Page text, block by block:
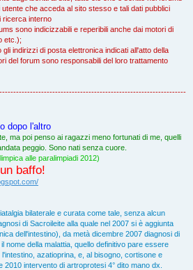
che acceda al sito stesso e tali dati pubblici
ricerca interno
sono indicizzabili e reperibili anche dai motori di
etc.);
gli indirizzi di posta elettronica indicati all'atto della
del forum sono responsabili del loro trattamento
dopo l'altro
ma poi penso ai ragazzi meno fortunati di me, quelli
peggio. Sono nati senza cuore.
alle paralimpiadi 2012)
baffo!
bilaterale e curata come tale, senza alcun
di Sacroileite alla quale nel 2007 si è aggiunta
dell'intestino), da metà dicembre 2007 diagnosi di
nome della malattia, quello definitivo pare essere
azatioprina, e, al bisogno, cortisone e
2010 intervento di artroprotesi 4° dito mano dx.